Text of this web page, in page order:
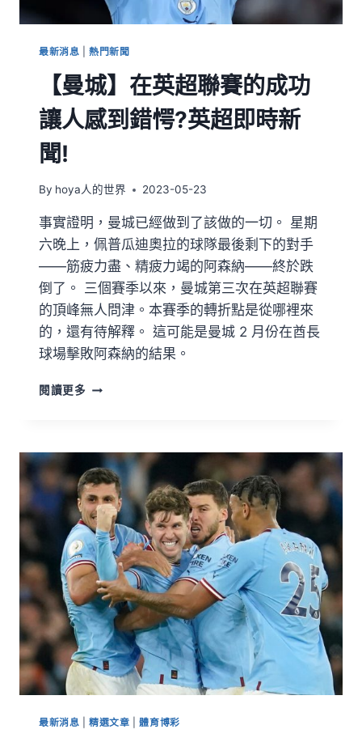
最新消息 |熱門新聞
【曼城】在英超聯賽的成功
讓人感到錯愕?英超即時新
聞!
By hoya人的世界 2023-05-23
事實證明，曼城已經做到了該做的一切。 星期
六晚上，佩普瓜迪奧拉的球隊最後剩下的對手
——筋疲力盡、精疲力竭的阿森納——終於跌
倒了。 三個賽季以來，曼城第三次在英超聯賽
的頂峰無人問津。本賽季的轉折點是從哪裡來
的，還有待解釋。 這可能是曼城 2 月份在酋長
球場擊敗阿森納的結果。
閱讀更多
最新消息 |精選文章 |體育博彩